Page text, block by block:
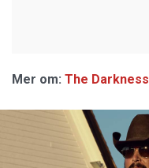
Mer om: The Darkness